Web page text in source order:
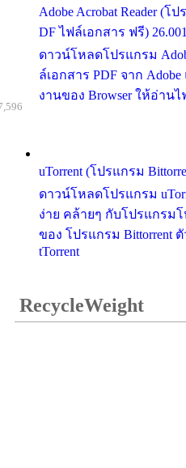
Adobe Acrobat Reader (
DF ไฟล์เอกสาร ฟรี) 26.001
ดาวน์โหลดโปรแกรม
ล์เอกสาร PDF จาก
งานของ Browser ให้อ่านไ
uTorrent (โปรแกรม
ดาวน์โหลดโปรแกรม
ง่าย คล้ายๆ กับโปรแกรม
ของ โปรแกรม Bittorrent
tTorrent
RecycleWeight